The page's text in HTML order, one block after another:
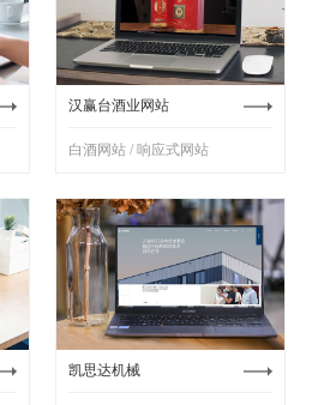
汉赢台酒业网站
白酒网站 / 响应式网站
凯思达机械